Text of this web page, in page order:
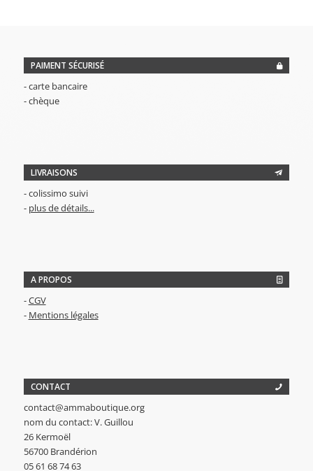
PAIMENT SÉCURISÉ
- carte bancaire
- chèque
LIVRAISONS
- colissimo suivi
- plus de détails...
A PROPOS
-CGV
- Mentions légales
CONTACT
contact@ammaboutique.org
nom du contact: V. Guillou
26 Kermoël
56700 Brandérion
05 61 68 74 63